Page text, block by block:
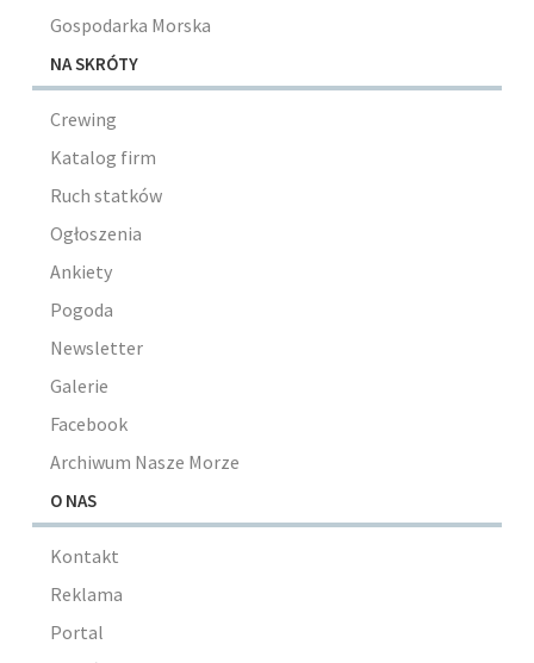
Gospodarka Morska
NA SKRÓTY
Crewing
Katalog firm
Ruch statków
Ogłoszenia
Ankiety
Pogoda
Newsletter
Galerie
Facebook
Archiwum Nasze Morze
O NAS
Kontakt
Reklama
Portal